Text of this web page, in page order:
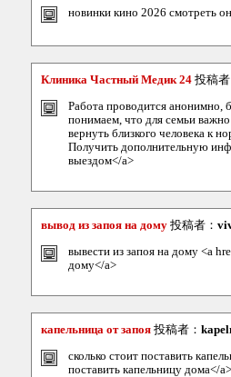
новинки кино 2026 смотреть
Клиника Частный Медик 24 投稿者
Работа проводится анонимно,
понимаем, что для семьи
вернуть близкого человека к
Получить дополнительную
выездом</a>
вывод из запоя на дому 投稿者：
вывести из запоя на дому <a
дому</a>
капельница от запоя 投稿者：
сколько стоит поставить
поставить капельницу дома</a>